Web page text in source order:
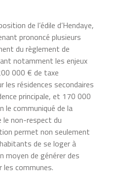
de l’édile d’Hendaye,
prononcé plusieurs
du règlement de
notamment les enjeux
000 € de taxe
les résidences secondaires
principale, et 170 000
le communiqué de la
le non-respect du
permet non seulement
de se loger à
moyen de générer des
communes.